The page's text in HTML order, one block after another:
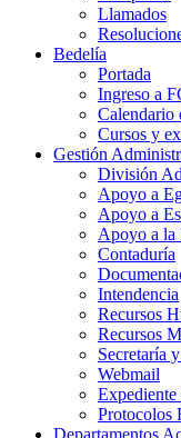
Llamados
Bedelía
Portada
Ingreso a
Calendario
Cursos y
Gestión
División
Apoyo a
Apoyo a
Apoyo a la
Contaduría
Intendencia
Recursos
Recursos
Secretaría
Webmail
Protocolos
Departamentos